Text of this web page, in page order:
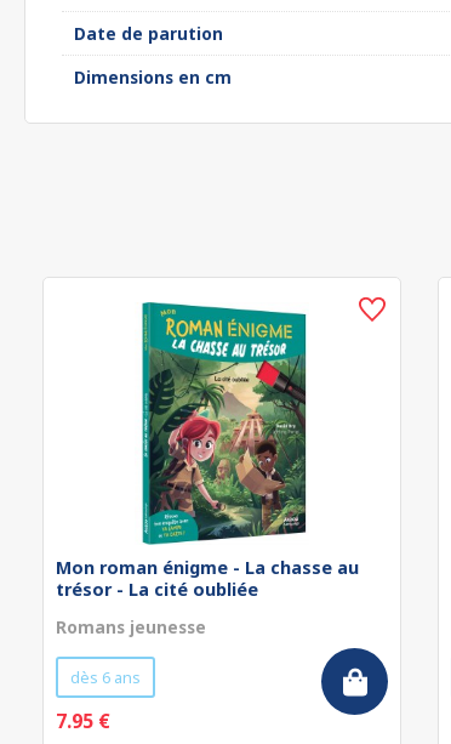
Date de parution
Dimensions en cm
Mon roman énigme - La chasse au
trésor - La cité oubliée
Romans jeunesse
dès 6 ans
7.95 €